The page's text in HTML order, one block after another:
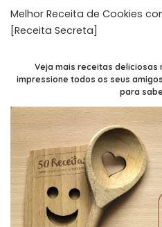
Melhor Receita de Cookies
[Receita Secreta]
Veja mais receitas deliciosas
impressione todos os seus
para